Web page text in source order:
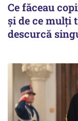
Ce făceau
și de ce mulți
descurcă